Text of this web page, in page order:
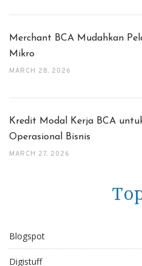
Merchant BCA Mudahkan
Mikro
MARCH 28, 2026
Kredit Modal Kerja BCA
Operasional Bisnis
MARCH 27, 2026
Blogspot
Digistuff